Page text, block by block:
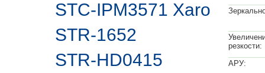
STC-IPM3571 Xaro
STR-1652
STR-HD0415
резкости:
АРУ: